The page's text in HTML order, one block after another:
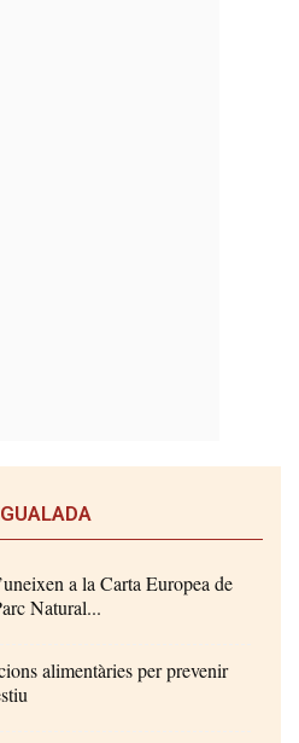
a la Carta Europea de
Natural...
alimentàries per prevenir